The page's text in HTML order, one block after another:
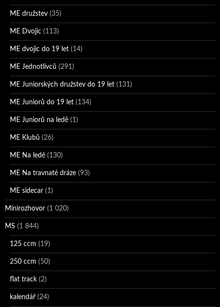
ME družstev (35)
ME Dvojic (113)
ME dvojic do 19 let (14)
ME Jednotlivců (291)
ME Juniorských družstev do 19 let (131)
ME Juniorů do 19 let (134)
ME Juniorů na ledě (1)
ME Klubů (26)
ME Na ledě (130)
ME Na travnaté dráze (93)
ME sidecar (1)
Minirozhovor (1 020)
MS (1 844)
125 ccm (19)
250 ccm (50)
flat track (2)
kalendář (24)